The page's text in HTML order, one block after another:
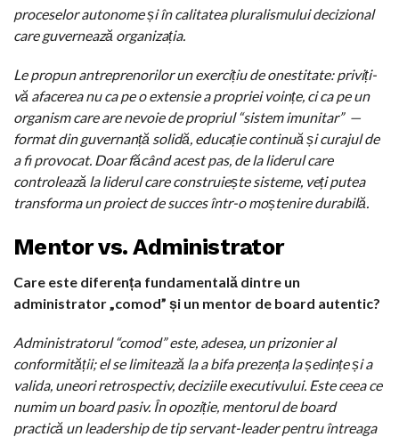
proceselor autonome și în calitatea pluralismului decizional
care guvernează organizația.
Le propun antreprenorilor un exercițiu de onestitate: priviți-
vă afacerea nu ca pe o extensie a propriei voințe, ci ca pe un
organism care are nevoie de propriul “sistem imunitar” —
format din guvernanță solidă, educație continuă și curajul de
a fi provocat. Doar făcând acest pas, de la liderul care
controlează la liderul care construiește sisteme, veți putea
transforma un proiect de succes într-o moștenire durabilă.
Mentor vs. Administrator
Care este diferența fundamentală dintre un
administrator „comod” și un mentor de board autentic?
Administratorul “comod” este, adesea, un prizonier al
conformității; el se limitează la a bifa prezența la ședințe și a
valida, uneori retrospectiv, deciziile executivului. Este ceea ce
numim un board pasiv. În opoziție, mentorul de board
practică un leadership de tip servant-leader pentru întreaga